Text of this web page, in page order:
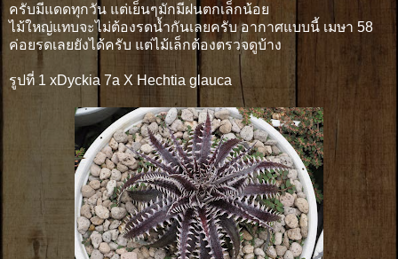
ครับมีแดดทุกวัน แต่เย็นๆมักมีฝนตกเล็กน้อย
ไม้ใหญ่แทบจะไม่ต้องรดน้ำกันเลยครับ อากาศแบบนี้ เมษา 58
ค่อยรดเลยยังได้ครับ แต่ไม้เล็กต้องตรวจดูบ้าง
รูปที่ 1 xDyckia 7a X Hechtia glauca